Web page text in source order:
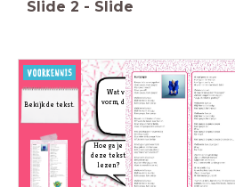
Slide 2 - Slide
Wat valt je op aan de
vorm, de kopjes, de titel
en de
plaatjes?
Wat is dit voor
tekst? Waar zie
dat aan?
Bekijk de tekst.
Hoe ga je
deze tekst
lezen?